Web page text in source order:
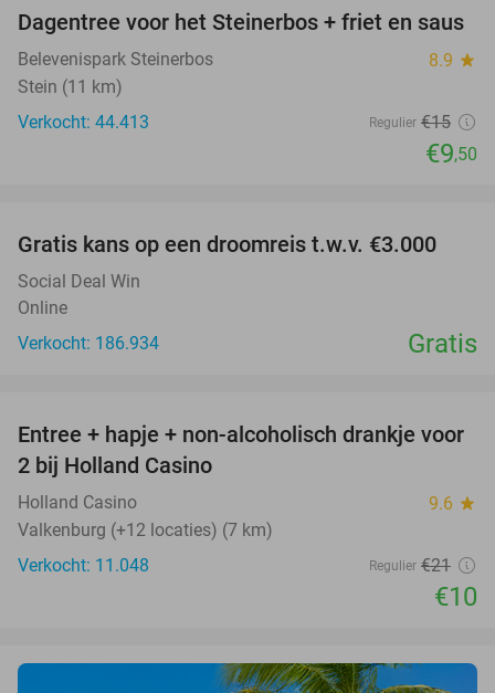
37%
Dagentree voor het Steinerbos + friet en saus
Belevenispark Steinerbos 8.9 star
Stein (11 km)
Verkocht: 44.413
Regulier €15
€9,50
Gratis kans op een droomreis t.w.v. €3.000
Social Deal Win
Online
Verkocht: 186.934
Gratis
52%
Entree + hapje + non-alcoholisch drankje voor
2 bij Holland Casino
Holland Casino 9.6 star
Valkenburg (+12 locaties) (7 km)
Verkocht: 11.048
Regulier €21
€10